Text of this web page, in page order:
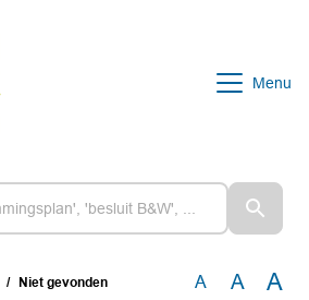
Menu
Niet gevonden A A A